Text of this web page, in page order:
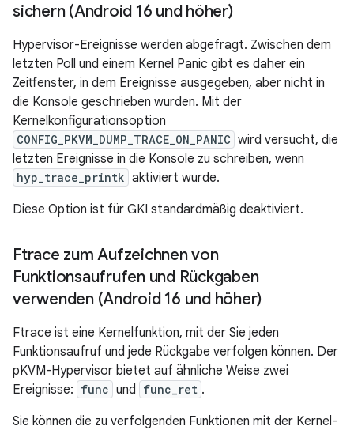
sichern (Android 16 und höher)
Hypervisor-Ereignisse werden abgefragt. Zwischen dem
letzten Poll und einem Kernel Panic gibt es daher ein
Zeitfenster, in dem Ereignisse ausgegeben, aber nicht in
die Konsole geschrieben wurden. Mit der
Kernelkonfigurationsoption
CONFIG_PKVM_DUMP_TRACE_ON_PANIC wird versucht, die
letzten Ereignisse in die Konsole zu schreiben, wenn
hyp_trace_printk aktiviert wurde.
Diese Option ist für GKI standardmäßig deaktiviert.
Ftrace zum Aufzeichnen von
Funktionsaufrufen und Rückgaben
verwenden (Android 16 und höher)
Ftrace ist eine Kernelfunktion, mit der Sie jeden
Funktionsaufruf und jede Rückgabe verfolgen können. Der
pKVM-Hypervisor bietet auf ähnliche Weise zwei
Ereignisse: func und func_ret .
Sie können die zu verfolgenden Funktionen mit der Kernel-